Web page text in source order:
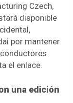
Czech,
disponible
por mantener
el enlace.
una edición